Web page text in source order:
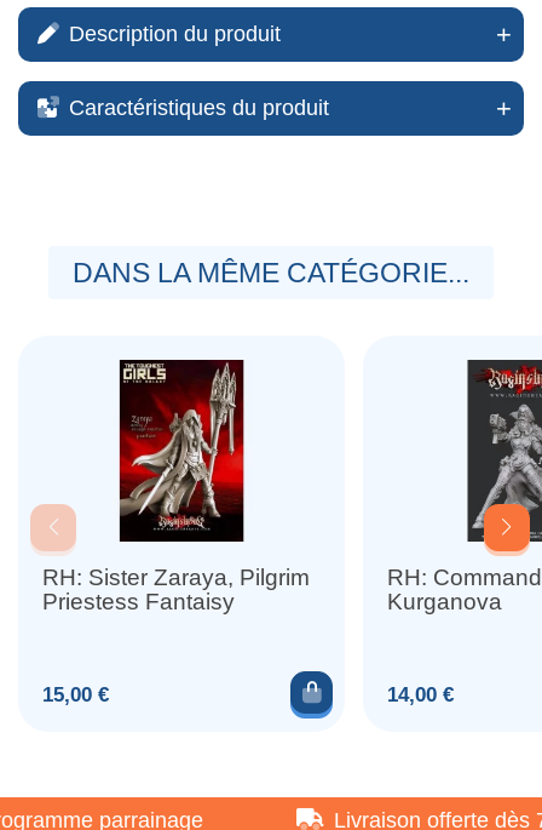
Description du produit
Caractéristiques du produit
DANS LA MÊME CATÉGORIE...
RH: Sister Zaraya, Pilgrim
Priestess Fantaisy
Prix
15,00 € Ajouter au panier
RH:
Kurganova
Prix
14,00 €
parrainage Livraison offerte dès